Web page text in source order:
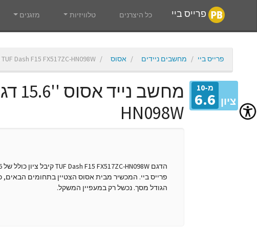
פרייס ביי כל היצרנים טלוויזיות מזגנים
פרייס ביי מחשבים ניידים אסוס Dash F15 FX517ZC-HN098W
ציון
מ-10
6.6
HN098W
פרייס ביי. המכשיר מבית אסוס הצטיין בתחומים הבאים,
הגודל מסך. נכשל רק במעפיין המשקל.